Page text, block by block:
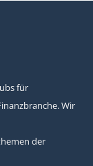
für
Wir
der